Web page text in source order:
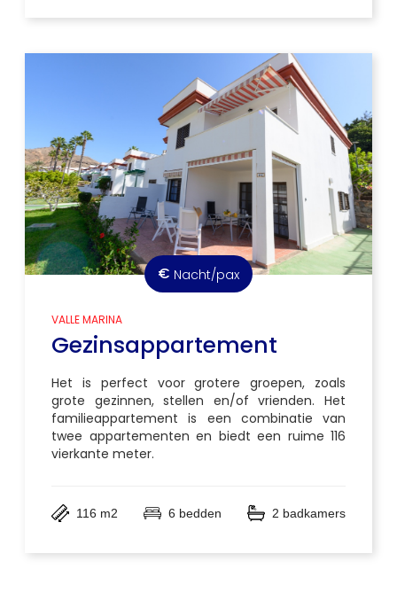
€ Nacht/pax
VALLE MARINA
Gezinsappartement
Het is perfect voor grotere groepen, zoals
grote gezinnen, stellen en/of vrienden. Het
familieappartement is een combinatie van
twee appartementen en biedt een ruime 116
vierkante meter.
116 m2 6 bedden 2 badkamers